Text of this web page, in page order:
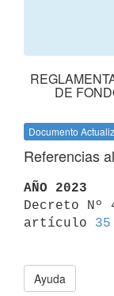
DE
Documento
Referencias
AÑO 2023
Decreto Nº
artículo 35
Ayuda